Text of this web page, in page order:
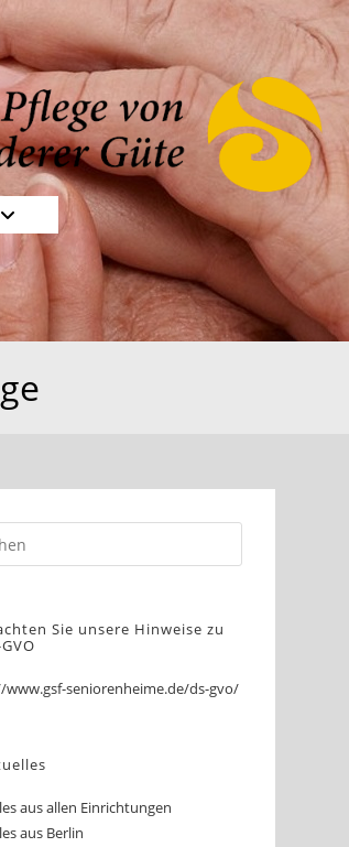
Sie unsere Hinweise zu
seniorenheime.de/ds-gvo/
aus allen Einrichtungen
aus Berlin